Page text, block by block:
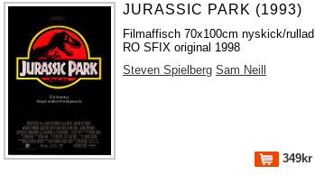
JURASSIC PARK (1993)
Filmaffisch 70x100cm nyskick/rullad
RO SFIX original 1998
Steven Spielberg Sam Neill
349kr